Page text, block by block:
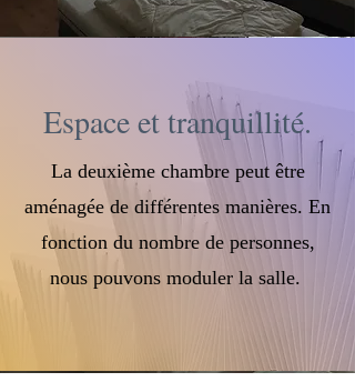
Espace et tranquillité.
La deuxième chambre peut être
aménagée de différentes manières. En
fonction du nombre de personnes,
nous pouvons moduler la salle.